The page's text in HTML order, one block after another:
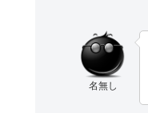
名無し